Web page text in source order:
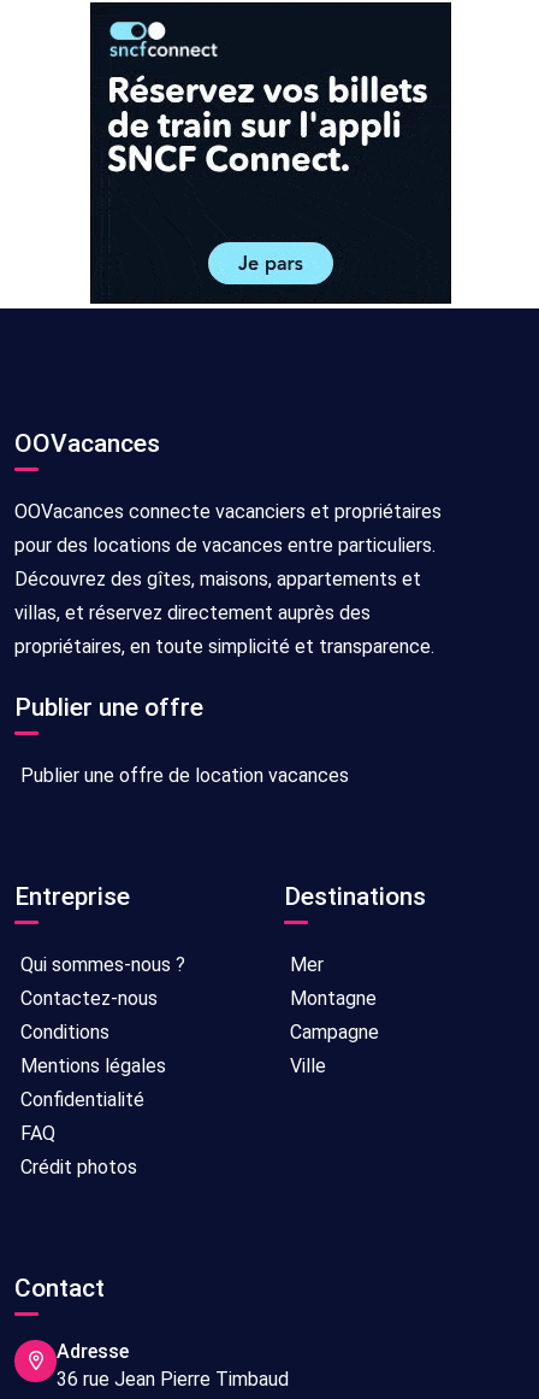
OOVacances
OOVacances connecte vacanciers et propriétaires
pour des locations de vacances entre particuliers.
Découvrez des gîtes, maisons, appartements et
villas, et réservez directement auprès des
propriétaires, en toute simplicité et transparence.
Publier une offre
Publier une offre de location vacances
Entreprise
Qui sommes-nous ?
Contactez-nous
Conditions
Mentions légales
Confidentialité
FAQ
Crédit photos
Destinations
Mer
Montagne
Campagne
Ville
Contact
Adresse
36 rue Jean Pierre Timbaud